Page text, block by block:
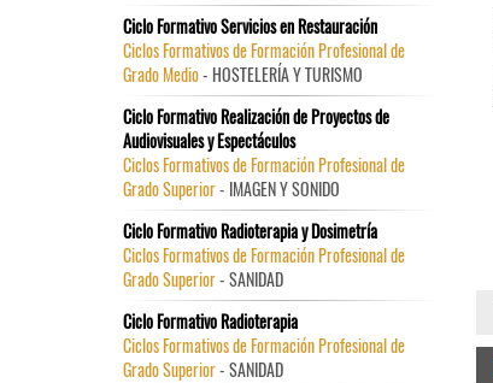
Ciclo Formativo Servicios en Restauración
Ciclos Formativos de Formación Profesional de
Grado Medio- HOSTELERÍA Y TURISMO
Ciclo Formativo Realización de Proyectos de
Audiovisuales y Espectáculos
Ciclos Formativos de Formación Profesional de
Grado Superior- IMAGEN Y SONIDO
Ciclo Formativo Radioterapia y Dosimetría
Ciclos Formativos de Formación Profesional de
Grado Superior- SANIDAD
Ciclo Formativo Radioterapia
Ciclos Formativos de Formación Profesional de
Grado Superior- SANIDAD